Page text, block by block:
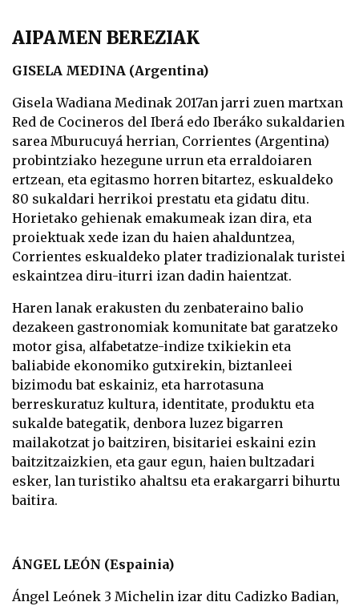
AIPAMEN BEREZIAK
GISELA MEDINA (Argentina)
Gisela Wadiana Medinak 2017an jarri zuen martxan
Red de Cocineros del Iberá edo Iberáko sukaldarien
sarea Mburucuyá herrian, Corrientes (Argentina)
probintziako hezegune urrun eta erraldoiaren
ertzean, eta egitasmo horren bitartez, eskualdeko
80 sukaldari herrikoi prestatu eta gidatu ditu.
Horietako gehienak emakumeak izan dira, eta
proiektuak xede izan du haien ahalduntzea,
Corrientes eskualdeko plater tradizionalak turistei
eskaintzea diru-iturri izan dadin haientzat.
Haren lanak erakusten du zenbateraino balio
dezakeen gastronomiak komunitate bat garatzeko
motor gisa, alfabetatze-indize txikiekin eta
baliabide ekonomiko gutxirekin, biztanleei
bizimodu bat eskainiz, eta harrotasuna
berreskuratuz kultura, identitate, produktu eta
sukalde bategatik, denbora luzez bigarren
mailakotzat jo baitziren, bisitariei eskaini ezin
baitzitzaizkien, eta gaur egun, haien bultzadari
esker, lan turistiko ahaltsu eta erakargarri bihurtu
baitira.
ÁNGEL LEÓN (Espainia)
Ángel Leónek 3 Michelin izar ditu Cadizko Badian,